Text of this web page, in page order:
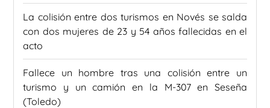
La colisión entre dos turismos en Novés se salda
con dos mujeres de 23 y 54 años fallecidas en el
acto
Fallece un hombre tras una colisión entre un
turismo y un camión en la M-307 en Seseña
(Toledo)